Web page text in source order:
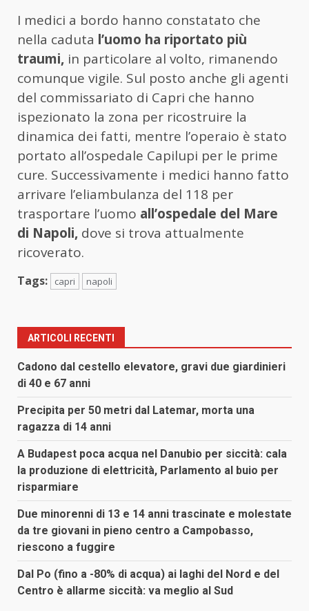
I medici a bordo hanno constatato che
nella caduta l’uomo ha riportato più
traumi, in particolare al volto, rimanendo
comunque vigile. Sul posto anche gli agenti
del commissariato di Capri che hanno
ispezionato la zona per ricostruire la
dinamica dei fatti, mentre l’operaio è stato
portato all’ospedale Capilupi per le prime
cure. Successivamente i medici hanno fatto
arrivare l’eliambulanza del 118 per
trasportare l’uomo all’ospedale del Mare
di Napoli, dove si trova attualmente
ricoverato.
Tags: capri napoli
ARTICOLI RECENTI
Cadono dal cestello elevatore, gravi due giardinieri
di 40 e 67 anni
Precipita per 50 metri dal Latemar, morta una
ragazza di 14 anni
A Budapest poca acqua nel Danubio per siccità: cala
la produzione di elettricità, Parlamento al buio per
risparmiare
Due minorenni di 13 e 14 anni trascinate e molestate
da tre giovani in pieno centro a Campobasso,
riescono a fuggire
Dal Po (fino a -80% di acqua) ai laghi del Nord e del
Centro è allarme siccità: va meglio al Sud